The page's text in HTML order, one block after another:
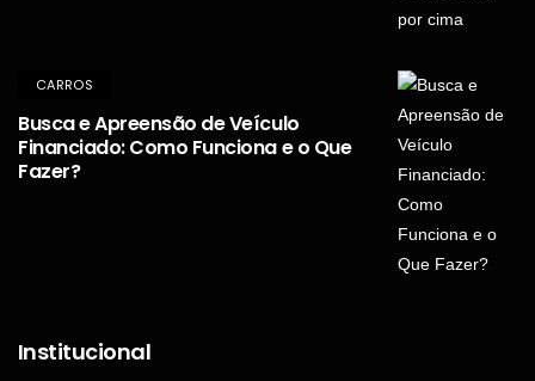
CARROS
Busca e Apreensão de Veículo
Financiado: Como Funciona e o Que
Fazer?
Institucional